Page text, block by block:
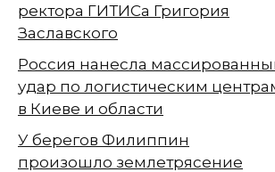
ректора ГИТИСа Григория
Заславского
Россия нанесла
удар по логистическим
в Киеве и области
У берегов Филиппин
произошло землетрясение